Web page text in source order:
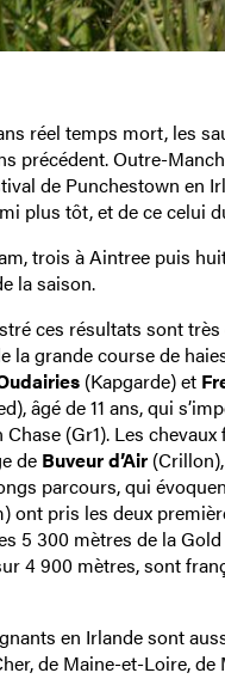
réel temps mort, les
précédent. Outre-
de Punchestown en
plus tôt, et de ce celui
trois à Aintree puis
la saison.
ces résultats sont
la grande course de
(Kapgarde) et
âgé de 11 ans, qui
(Gr1). Les
de Buveur d’Air(Crillon),
parcours, qui
ont pris les deux
5 300 mètres de la
4 900 mètres, sont
en Irlande sont
de Maine-et-Loire,